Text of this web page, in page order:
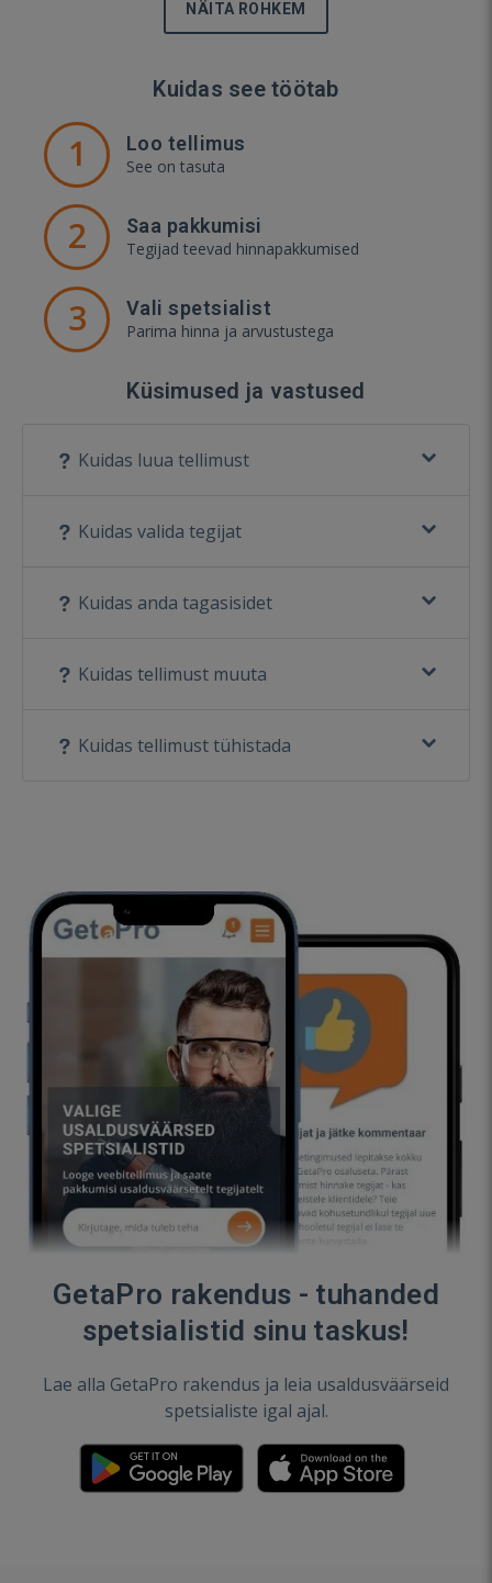
NÄITA ROHKEM
Kuidas see töötab
1 Loo tellimus
See on tasuta
2 Saa pakkumisi
Tegijad teevad hinnapakkumised
3 Vali spetsialist
Parima hinna ja arvustustega
Küsimused ja vastused
Kuidas luua tellimust
Kuidas valida tegijat
Kuidas anda tagasisidet
Kuidas tellimust muuta
Kuidas tellimust tühistada
GetaPro rakendus - tuhanded
spetsialistid sinu taskus!
Lae alla GetaPro rakendus ja leia usaldusväärseid
spetsialiste igal ajal.